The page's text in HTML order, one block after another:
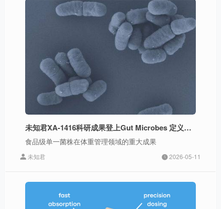
未知君XA-1416科研成果登上Gut Microbes 定义下一代益生菌体重管理新路径
食品级单一菌株在体重管理领域的重大成果
未知君 2026-05-11